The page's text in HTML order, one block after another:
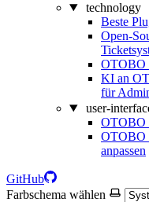
technology
Beste
Open-
OTOBO
KI an
für
user-
OTOBO
OTOBO
anpassen
GitHub
Farbschema wählen